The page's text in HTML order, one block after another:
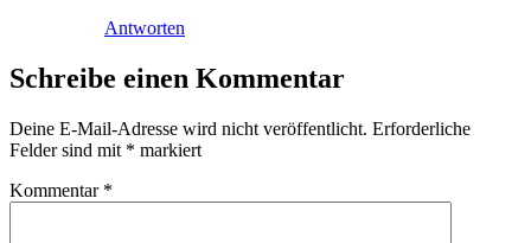
Antworten
Schreibe einen Kommentar
Deine E-Mail-Adresse wird nicht veröffentlicht. Erforderliche
Felder sind mit * markiert
Kommentar *